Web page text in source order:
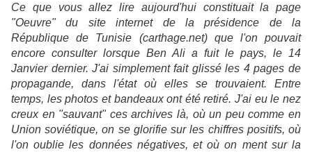
Ce que vous allez lire aujourd'hui constituait la page
"Oeuvre" du site internet de la présidence de la
République de Tunisie (carthage.net) que l'on pouvait
encore consulter lorsque Ben Ali a fuit le pays, le 14
Janvier dernier. J'ai simplement fait glissé les 4 pages de
propagande, dans l'état où elles se trouvaient. Entre
temps, les photos et bandeaux ont été retiré. J'ai eu le nez
creux en "sauvant" ces archives là, où un peu comme en
Union soviétique, on se glorifie sur les chiffres positifs, où
l'on oublie les données négatives, et où on ment sur la